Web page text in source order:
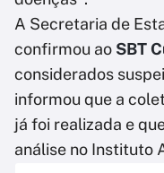
A Secretaria de
confirmou ao SBT
considerados
informou que a
já foi realizada e
análise no Instituto